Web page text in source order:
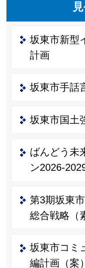
坂東市新型
計画
坂東市手話
坂東市国土
ばんどう未
ン2026-
第3期坂東
総合戦略（
坂東市コミ
編計画（案